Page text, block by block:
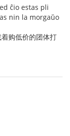
ĉio estas pli
nin la morgaŭo
购低价的团体打